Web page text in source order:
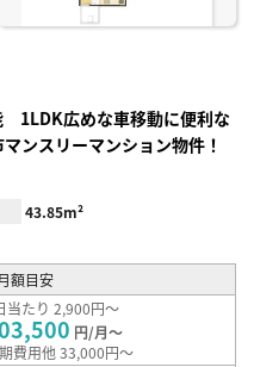
1LDK広めな車移動に便利な
ンスリーマンション物件！
43.85m²
額目安
当たり 2,900円～
円/月～
費用他 33,000円～